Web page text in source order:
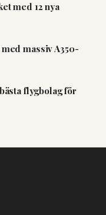
med 12 nya
massiv A350-
flygbolag för